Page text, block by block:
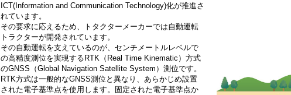
ICT(Information and Communication Technology)化が推進さ
れています。
その要求に応えるため、トタクターメーカーでは自動運転
トラクターが開発されています。
その自動運転を支えているのが、センチメートルレベルで
の高精度測位を実現するRTK（Real Time Kinematic）方式
のGNSS（Global Navigation Satellite System）測位です。
RTK方式は一般的なGNSS測位と異なり、あらかじめ設置
された電子基準点を使用します。固定された電子基準点か